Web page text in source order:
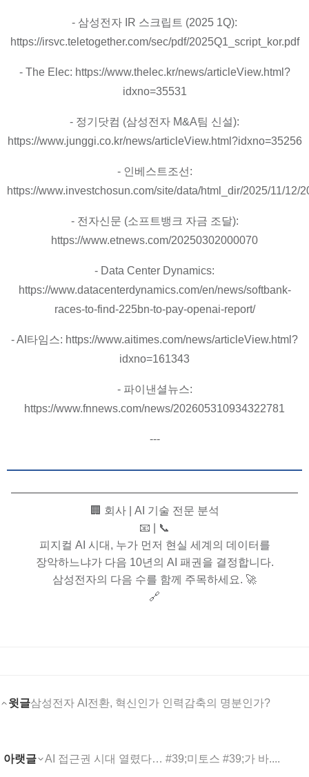
- 삼성전자 IR 스크립트 (2025 1Q):
https://irsvc.teletogether.com/sec/pdf/2025Q1_script_kor.pdf
- The Elec: https://www.thelec.kr/news/articleView.html?
idxno=35531
- 정기닷컴 (삼성전자 M&A팀 신설):
https://www.junggi.co.kr/news/articleView.html?idxno=35256
- 인베스트조선:
https://www.investchosun.com/site/data/html_dir/2025/11/12/
- 전자신문 (소프트뱅크 자금 조달):
https://www.etnews.com/20250302000070
- Data Center Dynamics:
https://www.datacenterdynamics.com/en/news/softbank-
races-to-find-225bn-to-pay-openai-report/
- AI타임스: https://www.aitimes.com/news/articleView.html?
idxno=161343
- 파이낸셜뉴스:
https://www.fnnews.com/news/202605310934322781
---
━━━━━━━━━━━━━━━━━━━━━━━━━━
🏢 회사 | AI 기술 전문 분석
📧 | 📞
피지컬 AI 시대, 누가 먼저 현실 세계의 데이터를
장악하느냐가 다음 10년의 AI 패권을 결정합니다.
삼성전자의 다음 수를 함께 주목하세요. 🚀
🔗
윗글삼성전자 AI전환, 혁신인가 인력감축의 명분인가?
AI 접근권 시대 열렸다… #39;미토스 #39;가 바....
아랫글